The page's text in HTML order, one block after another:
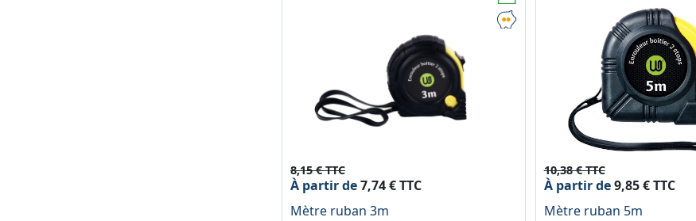
8,15 € TTC
À partir de7,74 € TTC
Mètre ruban 3m
10,38 € TTC
À partir de9,85 € TTC
Mètre ruban 5m